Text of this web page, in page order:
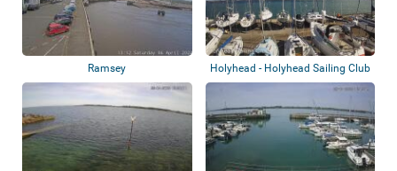
Ramsey Holyhead - Holyhead Sailing Club